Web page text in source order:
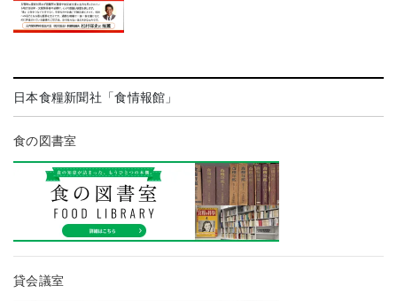
日本食糧新聞社「食情報館」
食の図書室
貸会議室